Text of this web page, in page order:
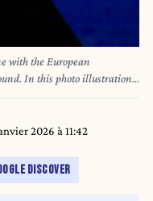
with the European
In this photo illustration.
(Jonathan Raa / Sipa
***
2026 à 11:42
DISCOVER